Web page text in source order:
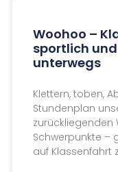
Woohoo –
sportlich
unterwegs
Klettern, toben,
Stundenplan
zurückliegenden
Schwerpunkte –
auf Klassenfahrt